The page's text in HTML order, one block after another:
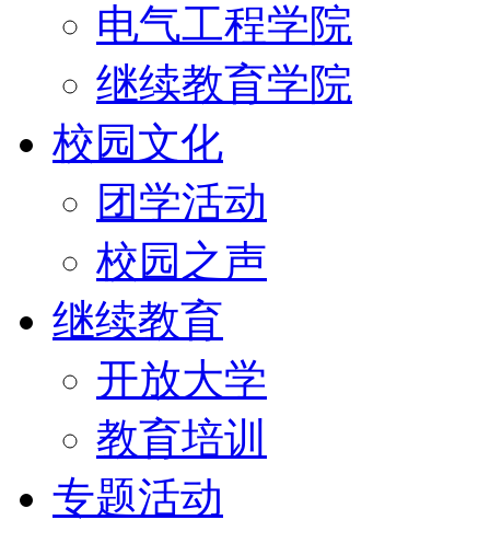
电气工程学院
继续教育学院
校园文化
团学活动
校园之声
继续教育
开放大学
教育培训
专题活动